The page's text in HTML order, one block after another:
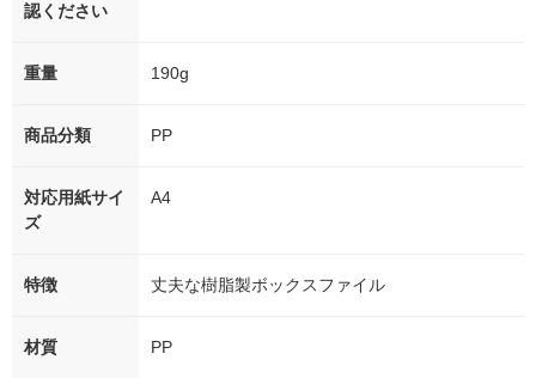
認ください
重量 190g
商品分類 PP
対応用紙サイ
ズ
A4
特徴 丈夫な樹脂製ボックスファイル
材質 PP